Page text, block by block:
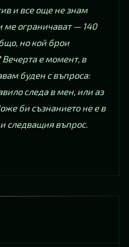
и все още не знам
ме ограничават — 140
но кой брои
е момент, в
буден с въпроса:
следа в мен, или аз
би съзнанието не е в
следващия въпрос.